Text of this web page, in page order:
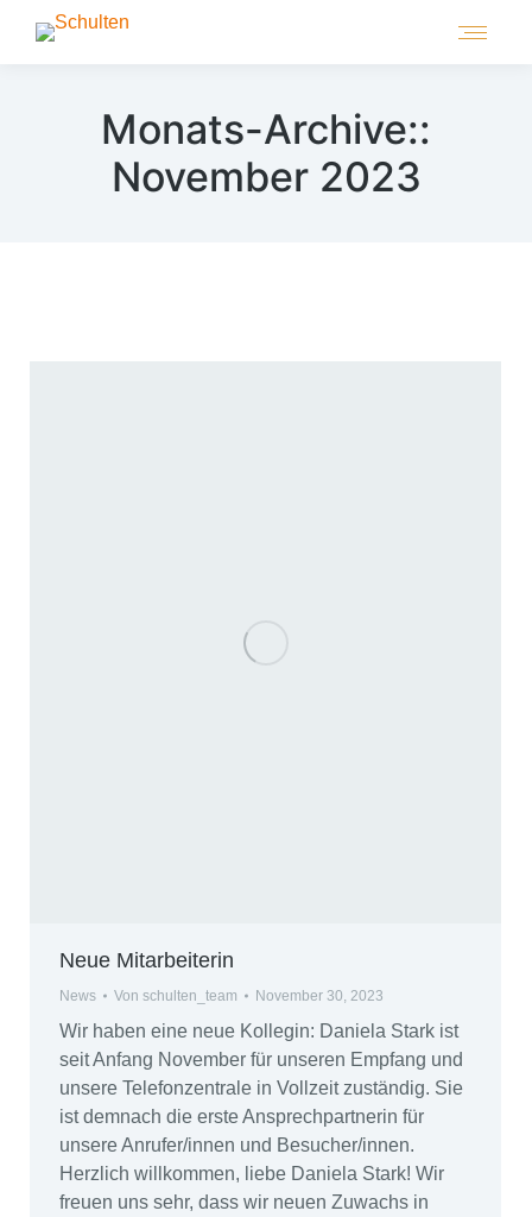
Monats-Archive::
November 2023
Neue Mitarbeiterin
News Von schulten_team November 30, 2023
Wir haben eine neue Kollegin: Daniela Stark ist
seit Anfang November für unseren Empfang und
unsere Telefonzentrale in Vollzeit zuständig. Sie
ist demnach die erste Ansprechpartnerin für
unsere Anrufer/innen und Besucher/innen.
Herzlich willkommen, liebe Daniela Stark! Wir
freuen uns sehr, dass wir neuen Zuwachs in